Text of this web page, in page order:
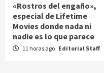
«Rostros del engaño»,
especial de Lifetime
Movies donde nada ni
nadie es lo que parece
11 horas ago Editorial Staff